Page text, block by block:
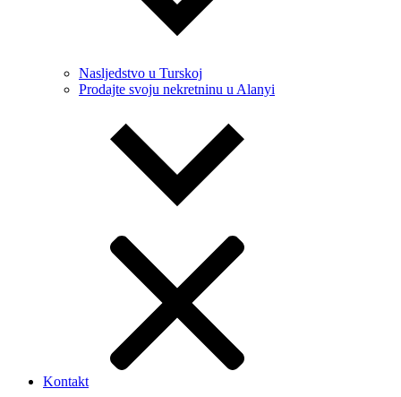
Nasljedstvo u Turskoj
Prodajte svoju nekretninu u Alanyi
Kontakt